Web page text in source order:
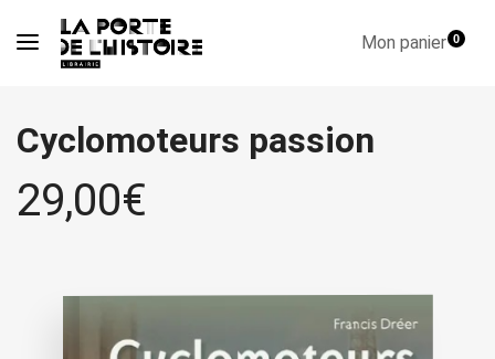
Mon panier0
Cyclomoteurs passion
29,00€